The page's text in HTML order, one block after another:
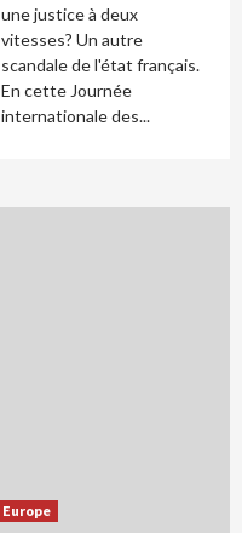
une justice à deux
vitesses? Un autre
scandale de l'état français.
En cette Journée
internationale des...
Europe